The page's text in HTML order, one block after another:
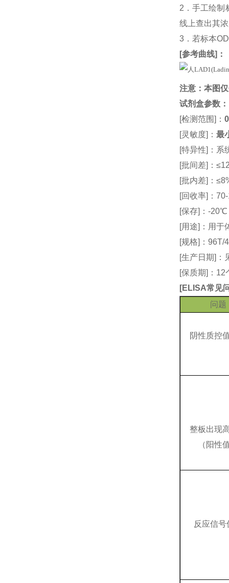
2．手工绘制
线上查出其
3．若标本
[参考曲线]：
注意：本图
试剂盒参数 ：
[检测范围]：
[灵敏度]：最
[特异性]：系
[批间差]：
[批内差]：
[回收率]：
[保存]：-
[用途]：用于
[规格]：96T/
[生产日期]：
[保质期]：
[ELISA常见
问题
阴性质控
整板出现
（阳性
反应信号